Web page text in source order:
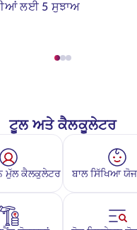
ਲਈ 5 ਸੁਝਾਅ
ਟੂਲ ਅਤੇ ਕੈਲਕੂਲੇਟਰ
ਮੁੱਲ ਕੈਲਕੁਲੇਟਰ ਬਾਲ ਸਿੱਖਿਆ